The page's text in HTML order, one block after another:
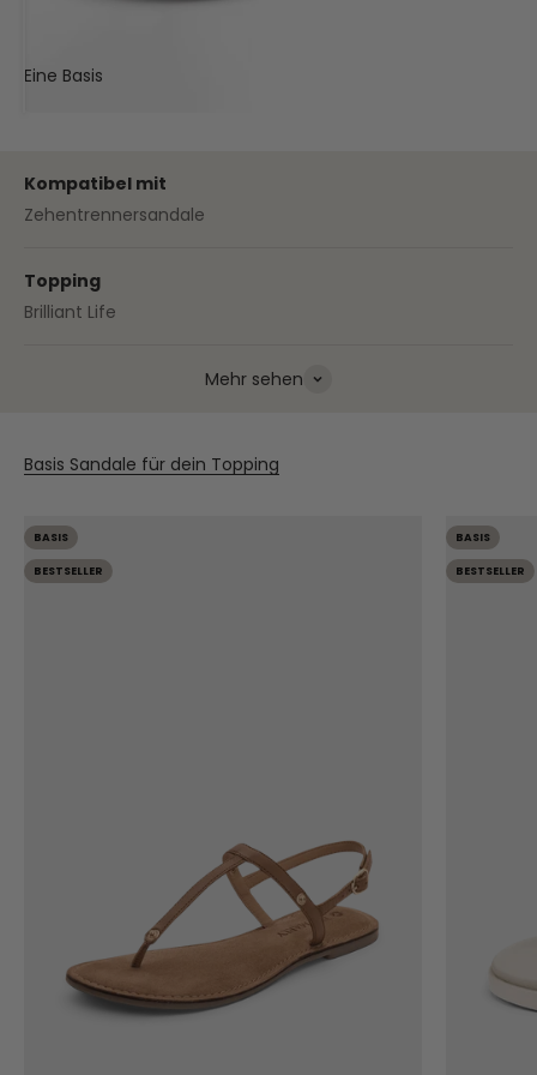
Eine Basis
Deine Sandale
Kompatibel mit
Zehentrennersandale
Topping
Brilliant Life
Mehr sehen
Basis Sandale für dein Topping
BASIS
BESTSELLER
BASIS
BESTSELLER